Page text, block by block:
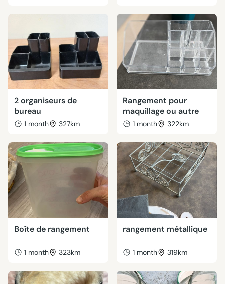
2 organiseurs de
bureau
1 month 327km
Rangement pour
maquillage ou autre
1 month 322km
Boîte de rangement
1 month 323km
rangement métallique
1 month 319km